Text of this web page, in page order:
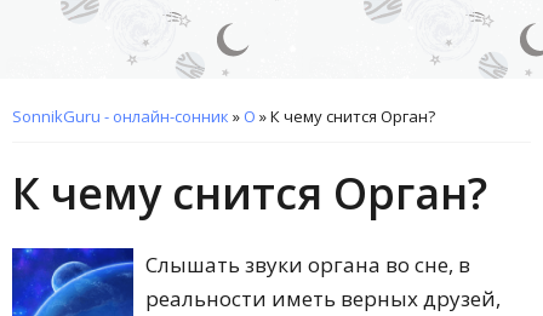
SonnikGuru - онлайн-сонник » О »К чему снится Орган?
К чему снится Орган?
Слышать звуки органа во сне, в
реальности иметь верных друзей,